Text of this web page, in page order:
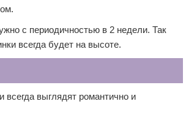
с периодичностью в 2 недели. Так
всегда будет на высоте.
выглядят романтично и